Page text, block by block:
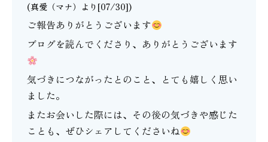
(真愛（マナ） より[07/30])
ご報告ありがとうございます
ブログを読んでくださり、ありがとうございます
気づきにつながったとのこと、とても嬉しく思い
ました。
またお会いした際には、その後の気づきや感じた
ことも、ぜひシェアしてくださいね